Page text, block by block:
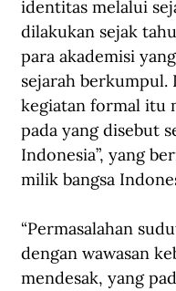
identitas melalui
dilakukan sejak
para akademisi
sejarah berkumpul.
kegiatan formal itu
pada yang disebut
Indonesia”, yang
milik bangsa
“Permasalahan
dengan wawasan
mendesak, yang